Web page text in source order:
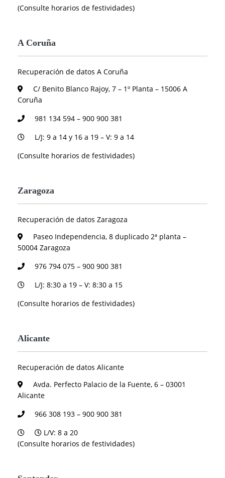
(Consulte horarios de festividades)
A Coruña
Recuperación de datos A Coruña
C/ Benito Blanco Rajoy, 7 – 1º Planta – 15006 A
Coruña
981 134 594 – 900 900 381
L/J: 9 a 14 y 16 a 19 – V: 9 a 14
(Consulte horarios de festividades)
Zaragoza
Recuperación de datos Zaragoza
Paseo Independencia, 8 duplicado 2ª planta –
50004 Zaragoza
976 794 075 – 900 900 381
L/J: 8:30 a 19 – V: 8:30 a 15
(Consulte horarios de festividades)
Alicante
Recuperación de datos Alicante
Avda. Perfecto Palacio de la Fuente, 6 – 03001
Alicante
966 308 193 – 900 900 381
L/V: 8 a 20
(Consulte horarios de festividades)